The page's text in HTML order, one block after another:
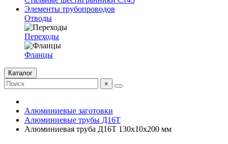
Элементы трубопроводов
Отводы
Переходы
Фланцы
Каталог
×
Алюминиевые заготовки
Алюминиевые трубы Д16Т
Алюминиевая труба Д16Т 130х10х200 мм